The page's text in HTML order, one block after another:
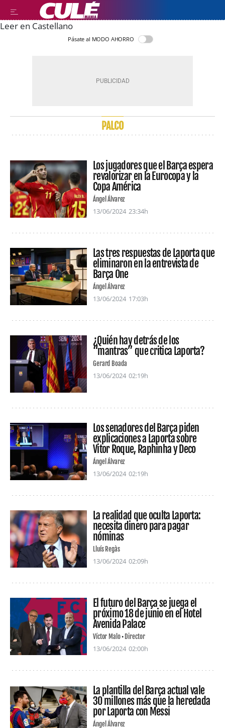
Leer en Castellano
Pásate al MODO AHORRO
PALCO
Los jugadores que el Barça espera
revalorizar en la Eurocopa y la
Copa América
Ángel Álvarez
13/06/2024 23:34h
Las tres respuestas de Laporta que
eliminaron en la entrevista de
Barça One
Ángel Álvarez
13/06/2024 17:03h
¿Quién hay detrás de los
“mantras” que critica Laporta?
Gerard Boada
13/06/2024 02:19h
Los senadores del Barça piden
explicaciones a Laporta sobre
Vitor Roque, Raphinha y Deco
Ángel Álvarez
13/06/2024 02:19h
La realidad que oculta Laporta:
necesita dinero para pagar
nóminas
Lluís Regàs
13/06/2024 02:09h
El futuro del Barça se juega el
próximo 18 de junio en el Hotel
Avenida Palace
Víctor Malo Director
13/06/2024 02:00h
La plantilla del Barça actual vale
30 millones más que la heredada
por Laporta con Messi
Ángel Álvarez